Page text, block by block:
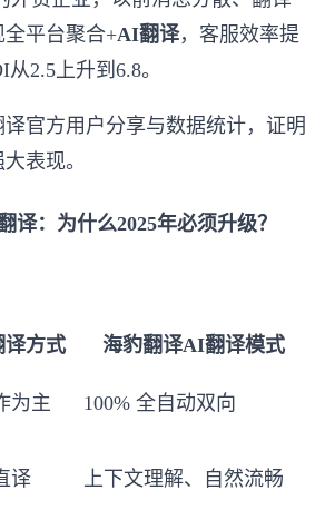
平台聚合+AI翻译，客服效率提
2.5上升到6.8。
官方用户分享与数据统计，证明
表现。
译：为什么2025年必须升级？
译方式
海豹翻译AI翻译模式
为主 100% 全自动双向
译 上下文理解、自然流畅